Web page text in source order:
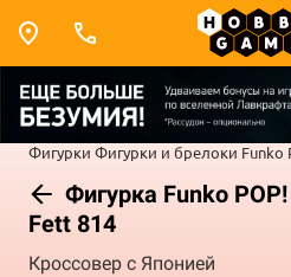
Фигурки Фигурки и брелоки Funko
Фигурка Funko
Fett 814
Кроссовер с Японией